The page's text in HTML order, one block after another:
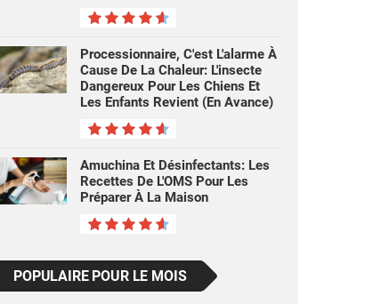
Processionnaire, C'est L'alarme À
Cause De La Chaleur: L'insecte
Dangereux Pour Les Chiens Et
Les Enfants Revient (en Avance)
Amuchina Et Désinfectants: Les
Recettes De L'OMS Pour Les
Préparer À La Maison
POPULAIRE POUR LE MOIS